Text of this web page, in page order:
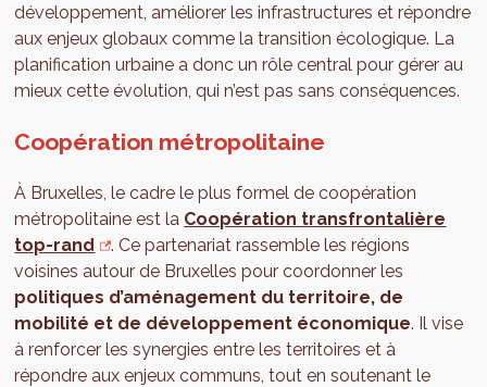
développement, améliorer les infrastructures et répondre
aux enjeux globaux comme la transition écologique. La
planification urbaine a donc un rôle central pour gérer au
mieux cette évolution, qui n’est pas sans conséquences.
Coopération métropolitaine
À Bruxelles, le cadre le plus formel de coopération
métropolitaine est la Coopération transfrontalière
top-rand
. Ce partenariat rassemble les régions
voisines autour de Bruxelles pour coordonner les
politiques d’aménagement du territoire, de
mobilité et de développement économique. Il vise
à renforcer les synergies entre les territoires et à
répondre aux enjeux communs, tout en soutenant le